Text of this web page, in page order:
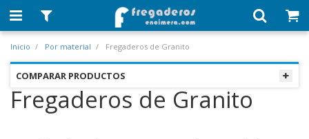
Inicio Por material Fregaderos de Granito
COMPARAR PRODUCTOS
Fregaderos de Granito